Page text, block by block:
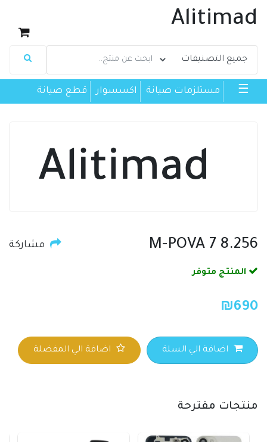
Alitimad
☰ مستلزمات صيانة اكسسوار قطع صيانة
M-POVA 7 8.256 مشاركة
المنتج متوفر
₪690
اضافة الي السلة اضافة الي المفضلة
منتجات مقترحة